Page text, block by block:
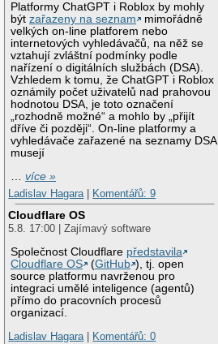
Platformy ChatGPT i Roblox by mohly
býtzařazeny na seznam
mimořádně
velkých on-line platforem nebo
internetových vyhledávačů, na něž se
vztahují zvláštní podmínky podle
nařízení o digitálních službách (DSA).
Vzhledem k tomu, že ChatGPT i Roblox
oznámily počet uživatelů nad prahovou
hodnotou DSA, je toto označení
„rozhodně možné“ a mohlo by „přijít
dříve či později“. On-line platformy a
vyhledávače zařazené na seznamy DSA
musejí
…více »
Ladislav Hagara| Komentářů: 9
Cloudflare OS
5.8. 17:00 | Zajímavý software
Společnost Cloudflare představila
Cloudflare OS
(GitHub ), tj. open
source platformu navrženou pro
integraci umělé inteligence (agentů)
přímo do pracovních procesů
organizací.
Ladislav Hagara| Komentářů: 0